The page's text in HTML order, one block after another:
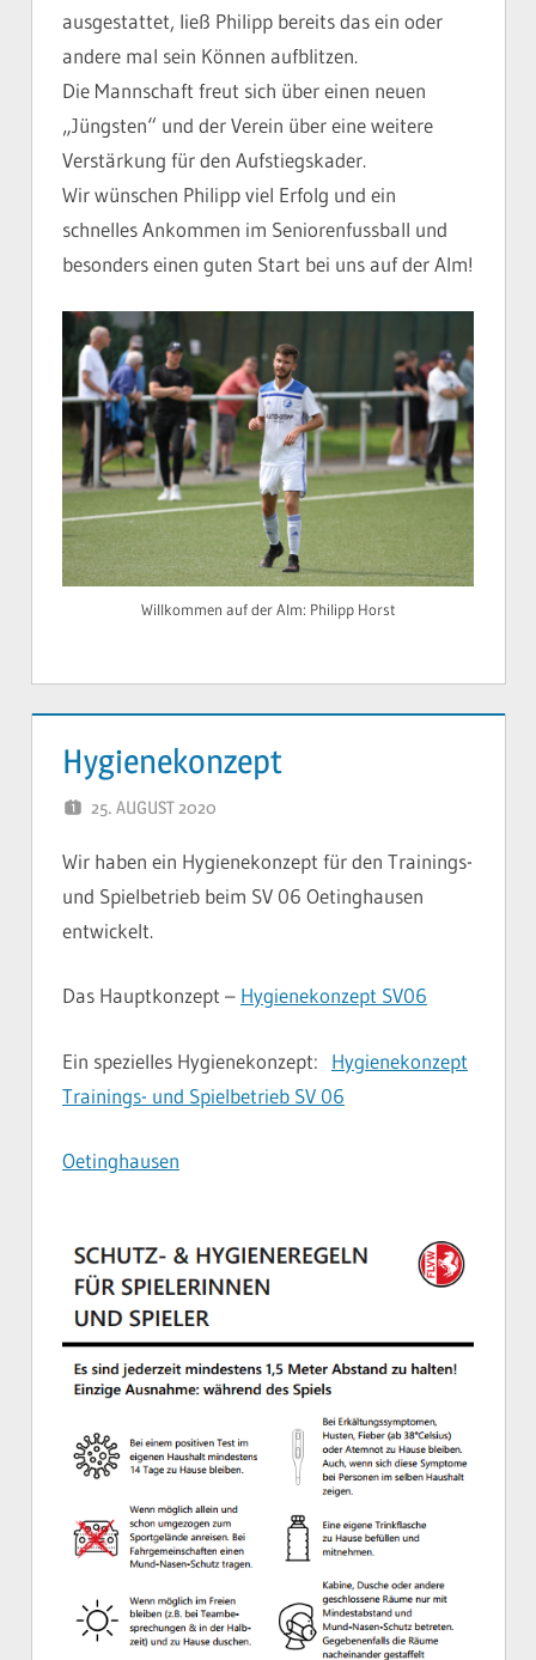
ausgestattet, ließ Philipp bereits das ein oder
andere mal sein Können aufblitzen.
Die Mannschaft freut sich über einen neuen
„Jüngsten“ und der Verein über eine weitere
Verstärkung für den Aufstiegskader.
Wir wünschen Philipp viel Erfolg und ein
schnelles Ankommen im Seniorenfussball und
besonders einen guten Start bei uns auf der Alm!
Willkommen auf der Alm: Philipp Horst
Hygienekonzept
25. AUGUST 2020
Wir haben ein Hygienekonzept für den Trainings-
und Spielbetrieb beim SV 06 Oetinghausen
entwickelt.
Das Hauptkonzept – Hygienekonzept SV06
Ein spezielles Hygienekonzept: Hygienekonzept
Trainings- und Spielbetrieb SV 06
Oetinghausen